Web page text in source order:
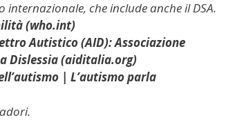
che include anche il DSA.
(who.int)
Autistico (AID): Associazione
Dislessia (aiditalia.org)
| L’autismo parla